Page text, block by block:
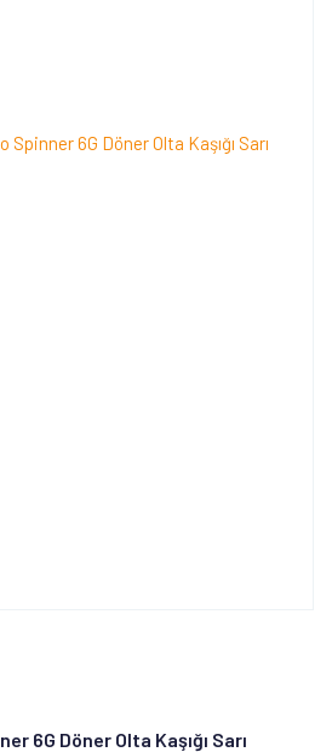
6G Döner Olta Kaşığı Sarı